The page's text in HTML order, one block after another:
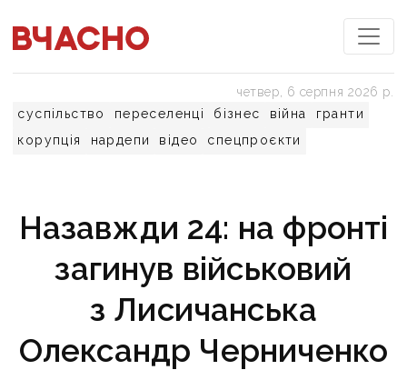
суспільство переселенці бізнес війна
гранти
корупція
нардепи відео спецпроєкти
четвер, 6 серпня 2026 р.
Назавжди 24: на фронті
загинув військовий
з Лисичанська
Олександр Черниченко